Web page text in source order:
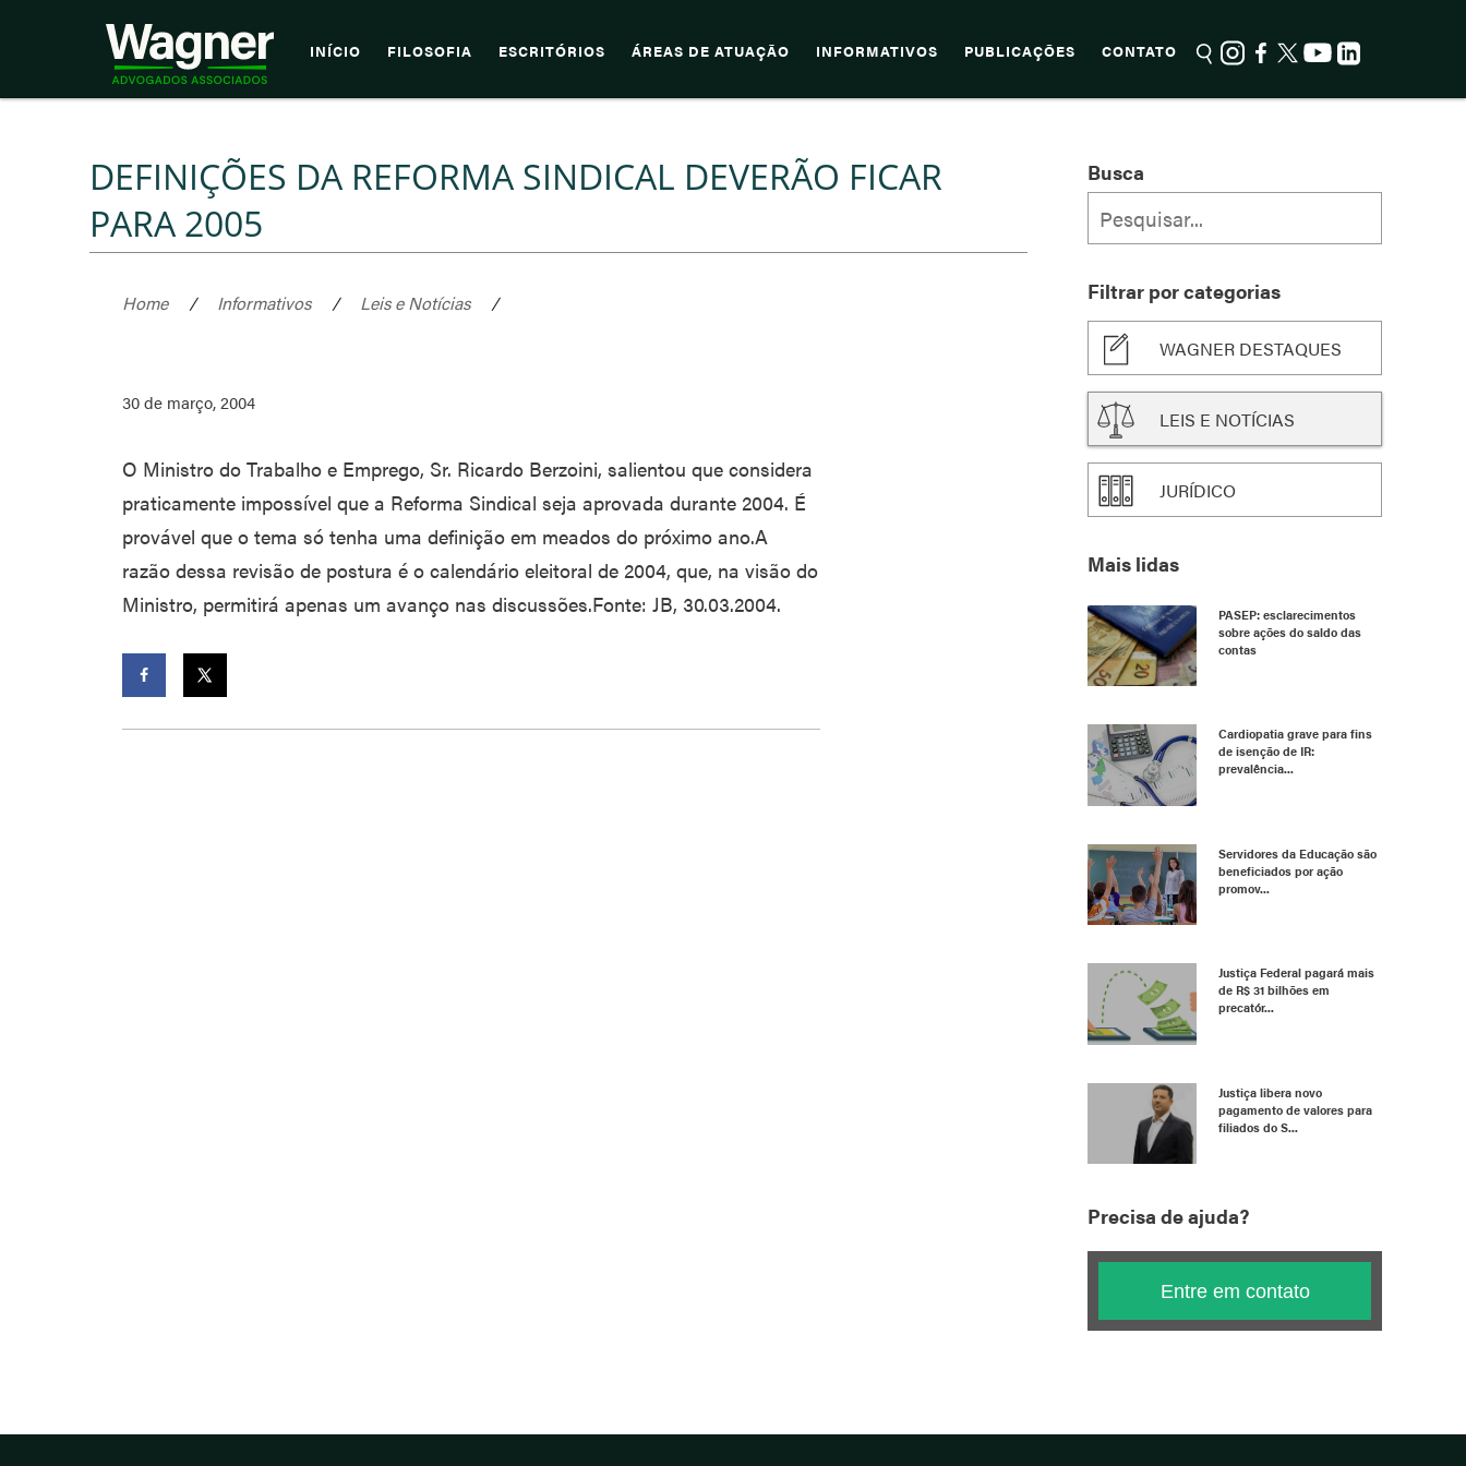
INÍCIO FILOSOFIA ESCRITÓRIOS ÁREAS DE ATUAÇÃO INFORMATIVOS PUBLICAÇÕES CONTATO
DEFINIÇÕES DA REFORMA SINDICAL DEVERÃO FICAR
PARA 2005
Home / Informativos / Leis e Notícias /
30 de março, 2004
O Ministro do Trabalho e Emprego, Sr. Ricardo Berzoini, salientou que considera
praticamente impossível que a Reforma Sindical seja aprovada durante 2004. É
provável que o tema só tenha uma definição em meados do próximo ano.A
razão dessa revisão de postura é o calendário eleitoral de 2004, que, na visão do
Ministro, permitirá apenas um avanço nas discussões.Fonte: JB, 30.03.2004.
Busca
Filtrar por categorias
WAGNER DESTAQUES
LEIS E NOTÍCIAS
JURÍDICO
Mais lidas
PASEP: esclarecimentos
sobre ações do saldo das
contas
Cardiopatia grave para fins
de isenção de IR:
prevalência...
Servidores da Educação são
beneficiados por ação
promov...
Justiça Federal pagará mais
de R$ 31 bilhões em
precatór...
Justiça libera novo
pagamento de valores para
filiados do S...
Precisa de ajuda?
Entre em contato